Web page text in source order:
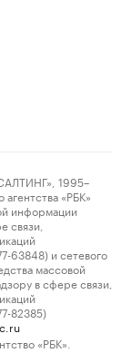
1995–
«РБК»
информации
связи,
63848) и сетевого
массовой
в сфере связи,
82385)
«РБК».